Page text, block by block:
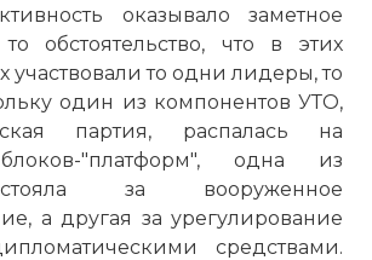
оказывало заметное
обстоятельство, что в этих
участвовали то одни лидеры, то
один из компонентов УТО,
партия, распалась на
"платформ", одна из
за вооруженное
а другая за урегулирование
средствами.